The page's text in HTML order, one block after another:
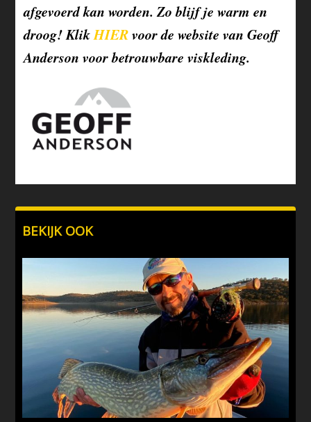
afgevoerd kan worden. Zo blijf je warm en
droog! KlikHIERvoor de website van Geoff
Anderson voor betrouwbare viskleding.
BEKIJK OOK